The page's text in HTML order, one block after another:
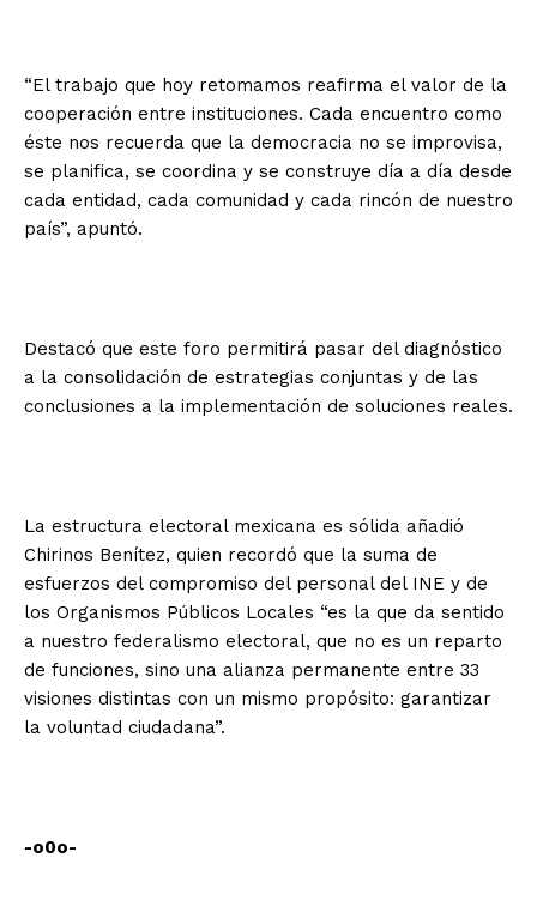
“El trabajo que hoy retomamos reafirma el valor de la
cooperación entre instituciones. Cada encuentro como
éste nos recuerda que la democracia no se improvisa,
se planifica, se coordina y se construye día a día desde
cada entidad, cada comunidad y cada rincón de nuestro
país”, apuntó.
Destacó que este foro permitirá pasar del diagnóstico
a la consolidación de estrategias conjuntas y de las
conclusiones a la implementación de soluciones reales.
La estructura electoral mexicana es sólida añadió
Chirinos Benítez, quien recordó que la suma de
esfuerzos del compromiso del personal del INE y de
los Organismos Públicos Locales “es la que da sentido
a nuestro federalismo electoral, que no es un reparto
de funciones, sino una alianza permanente entre 33
visiones distintas con un mismo propósito: garantizar
la voluntad ciudadana”.
-o0o-